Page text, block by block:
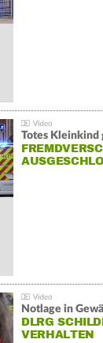
Totes Kleinkind
Notlage in
DLRG
VERHALTEN